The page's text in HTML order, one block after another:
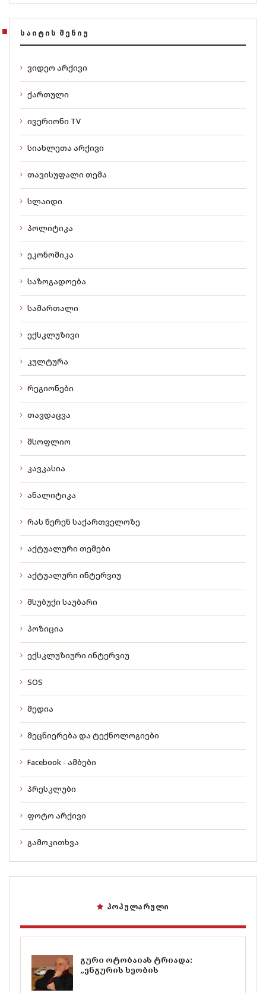
ᲡᲐᲘᲢᲘᲡ ᲛᲔᲜᲘᲣ
ვიდეო არქივი
ქართული
ივერიონი TV
სიახლეთა არქივი
თავისუფალი თემა
სლაიდი
პოლიტიკა
ეკონომიკა
საზოგადოება
სამართალი
ექსკლუზივი
კულტურა
რეგიონები
თავდაცვა
მსოფლიო
კავკასია
ანალიტიკა
რას წერენ საქართველოზე
აქტუალური თემები
აქტუალური ინტერვიუ
მსუბუქი საუბარი
პოზიცია
ექსკლუზიური ინტერვიუ
SOS
მედია
მეცნიერება და ტექნოლოგიები
Facebook - ამბები
პრესკლუბი
ფოტო არქივი
გამოკითხვა
ᲞᲝᲞᲣᲚᲐᲠᲣᲚᲘ
გური ოტობაიას ტრიადა:
„ენგურის ხეობის